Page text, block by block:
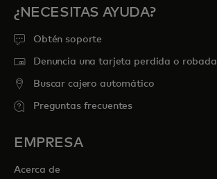
¿NECESITAS AYUDA?
Obtén soporte
Denuncia una tarjeta perdida o robada
Buscar cajero automático
Preguntas frecuentes
EMPRESA
Acerca de